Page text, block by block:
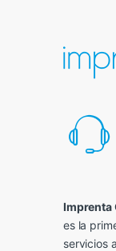
Imprenta
es la
servicios